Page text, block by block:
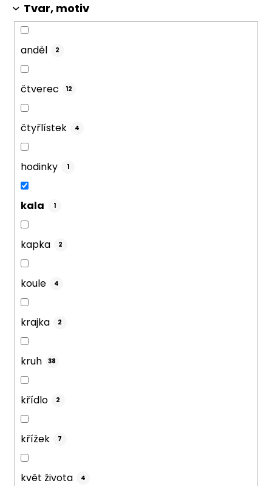
Tvar, motiv
anděl 2
čtverec 12
čtyřlístek 4
hodinky 1
kala 1
kapka 2
koule 4
krajka 2
kruh 38
křídlo 2
křížek 7
květ života 4